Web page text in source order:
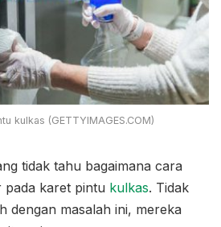
kulkas (GETTYIMAGES.COM)
tidak tahu bagaimana cara
pada karet pintu kulkas. Tidak
dengan masalah ini, mereka